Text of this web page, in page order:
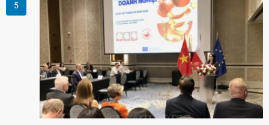
xã hội, tăng cường hiểu biết, tin cậy và gắn bó giữa nhân
dân hai nước.